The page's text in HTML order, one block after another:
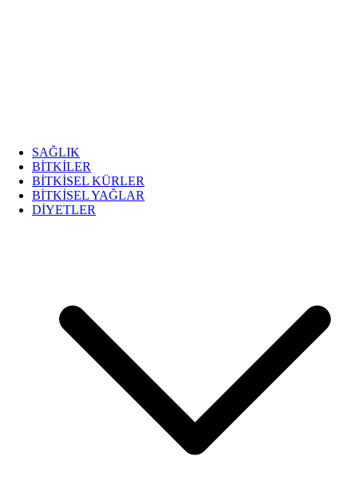
SAĞLIK
BİTKİLER
BİTKİSEL KÜRLER
BİTKİSEL YAĞLAR
DİYETLER